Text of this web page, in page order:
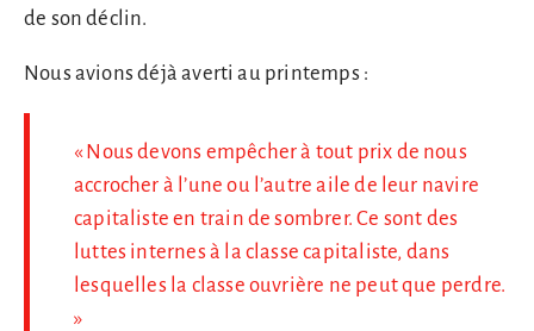
de son déclin.
Nous avions déjà averti au printemps :
« Nous devons empêcher à tout prix de nous
accrocher à l’une ou l’autre aile de leur navire
capitaliste en train de sombrer. Ce sont des
luttes internes à la classe capitaliste, dans
lesquelles la classe ouvrière ne peut que perdre.
»